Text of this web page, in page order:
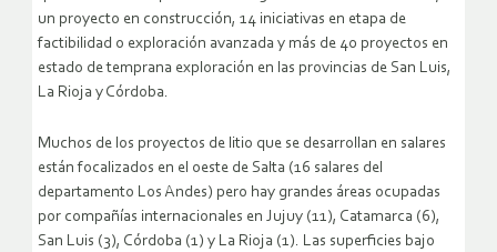
un proyecto en construcción, 14 iniciativas en etapa de
factibilidad o exploración avanzada y más de 40 proyectos en
estado de temprana exploración en las provincias de San Luis,
La Rioja y Córdoba.
Muchos de los proyectos de litio que se desarrollan en salares
están focalizados en el oeste de Salta (16 salares del
departamento Los Andes) pero hay grandes áreas ocupadas
por compañías internacionales en Jujuy (11), Catamarca (6),
San Luis (3), Córdoba (1) y La Rioja (1). Las superficies bajo